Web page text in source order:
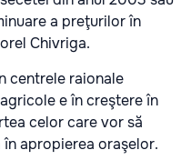
a preţurilor în
Chivriga.
centrele raionale
e în creştere în
celor care vor să
apropierea oraşelor.